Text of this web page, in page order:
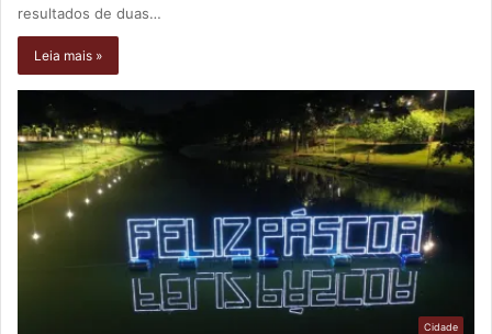
resultados de duas…
Leia mais »
Cidade